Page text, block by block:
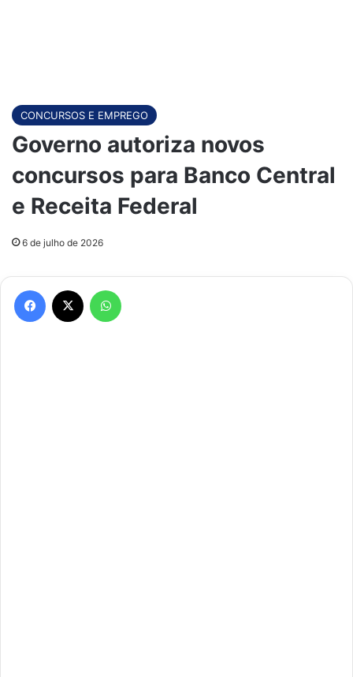
CONCURSOS E EMPREGO
Governo autoriza novos
concursos para Banco Central
e Receita Federal
6 de julho de 2026
Facebook